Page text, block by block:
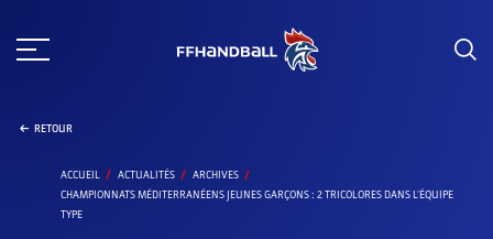
au
RETOUR
ACCUEIL ACTUALITÉS
ARCHIVES
CHAMPIONNATS MÉDITERRANÉENS JEUNES GARÇONS : 2 TRICOLORES DANS L'ÉQUIPE
TYPE